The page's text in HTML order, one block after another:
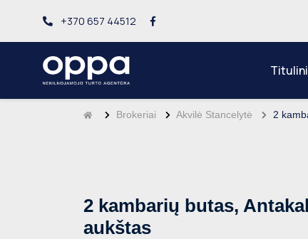
+370 657 44512
Brokeriai Akvilė Stancelytė 2
2 kambarių butas,
aukštas